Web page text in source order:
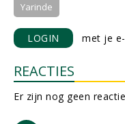
Yarinde
LOGIN met je e-
REACTIES
Er zijn nog geen